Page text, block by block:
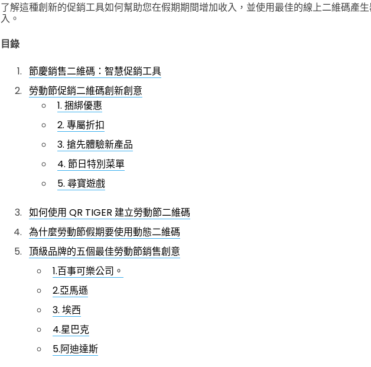
了解這種創新的促銷工具如何幫助您在假期期間增加收入，並使用最佳的線上二維碼產
入。
目錄
節慶銷售二維碼：智慧促銷工具
勞動節促銷二維碼創新創意
1. 捆綁優惠
2. 專屬折扣
3. 搶先體驗新產品
4. 節日特別菜單
5. 尋寶遊戲
如何使用 QR TIGER 建立勞動節二維碼
為什麼勞動節假期要使用動態二維碼
頂級品牌的五個最佳勞動節銷售創意
1.百事可樂公司。
2.亞馬遜
3. 埃西
4.星巴克
5.阿迪達斯